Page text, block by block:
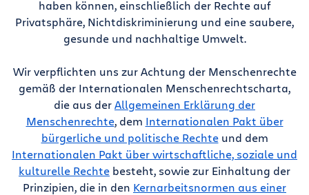
haben können, einschließlich der Rechte auf
Privatsphäre, Nichtdiskriminierung und eine saubere,
gesunde und nachhaltige Umwelt.
Wir verpflichten uns zur Achtung der Menschenrechte
gemäß der Internationalen Menschenrechtscharta,
die aus derAllgemeinen Erklärung der
Menschenrechte, dem Internationalen Pakt über
bürgerliche und politische Rechteund dem
Internationalen Pakt über wirtschaftliche, soziale und
kulturelle Rechte besteht, sowie zur Einhaltung der
Prinzipien, die in den Kernarbeitsnormen aus einer